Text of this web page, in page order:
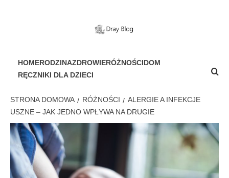
HOMERODZINAZDROWIERÓŻNOŚCIDOM
RĘCZNIKI DLA DZIECI
STRONA DOMOWA RÓŻNOŚCI
ALERGIE A INFEKCJE
USZNE – JAK JEDNO WPŁYWA NA DRUGIE